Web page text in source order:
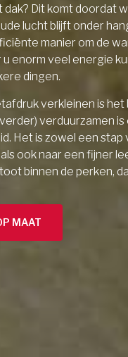
Dit komt doordat
lucht blijft onder
manier om de
enorm veel energie
dingen.
verkleinen is het
verduurzamen
Het is zowel een stap
ook naar een fijner
binnen de perken,
MAAT